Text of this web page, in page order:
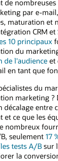
de
par e-
maturation et
CRM et
10 principaux
du
de l'audience et
en tant que
du
marketing ?
décalage entre
et ce que les
nombreux
seulement 17
tests A/B sur
la